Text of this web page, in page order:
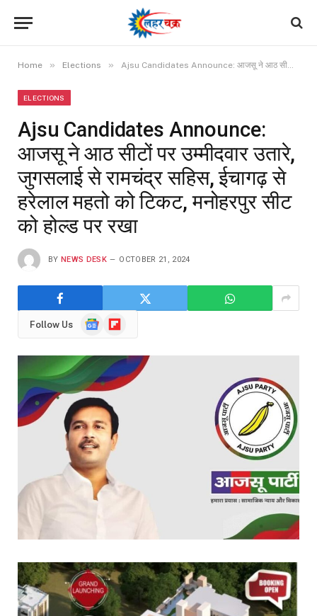
Home » Elections » Ajsu Candidates Announce: आजसू ने आठ सीटों पर उम्मीदवार उतारे, जुगसलाई से रामचंद्र सहिस, ईचागढ़ से हरेलाल महतो को टिकट, मनोहरपुर सीट को होल्ड पर रखा
ELECTIONS
Ajsu Candidates Announce:
आजसू ने आठ सीटों पर उम्मीदवार उतारे,
जुगसलाई से रामचंद्र सहिस, ईचागढ़ से
हरेलाल महतो को टिकट, मनोहरपुर सीट
को होल्ड पर रखा
BY NEWS DESK OCTOBER 21, 2024
Follow Us
GoogleFlipboard